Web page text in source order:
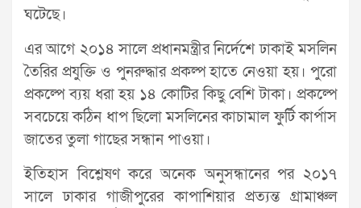
ঘটেছে।
এর আগে ২০১৪ সালে প্রধানমন্ত্রীর নির্দেশে ঢাকাই মসলিন
তৈরির প্রযুক্তি ও পুনরুদ্ধার প্রকল্প হাতে নেওয়া হয়। পুরো
প্রকল্পে ব্যয় ধরা হয় ১৪ কোটির কিছু বেশি টাকা। প্রকল্পে
সবচেয়ে কঠিন ধাপ ছিলো মসলিনের কাচামাল ফুর্টি কার্পাস
জাতের তুলা গাছের সন্ধান পাওয়া।
ইতিহাস বিশ্লেষণ করে অনেক অনুসন্ধানের পর ২০১৭
সালে ঢাকার গাজীপুরের কাপাশিয়ার প্রত্যন্ত গ্রামাঞ্চল